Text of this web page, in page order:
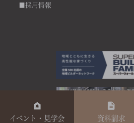
■採用情報
イベント・見学会 資料請求